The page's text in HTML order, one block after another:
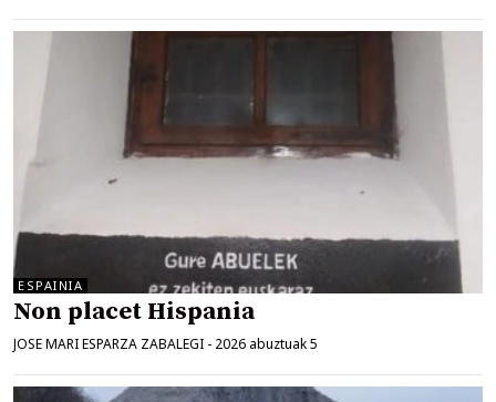
ESPAINIA
Non placet Hispania
JOSE MARI ESPARZA ZABALEGI - 2026 abuztuak 5